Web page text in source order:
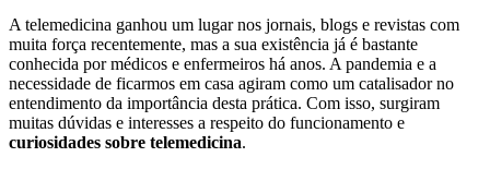
A telemedicina ganhou um lugar nos jornais, blogs e revistas com
muita força recentemente, mas a sua existência já é bastante
conhecida por médicos e enfermeiros há anos. A pandemia e a
necessidade de ficarmos em casa agiram como um catalisador no
entendimento da importância desta prática. Com isso, surgiram
muitas dúvidas e interesses a respeito do funcionamento e
curiosidades sobre telemedicina.